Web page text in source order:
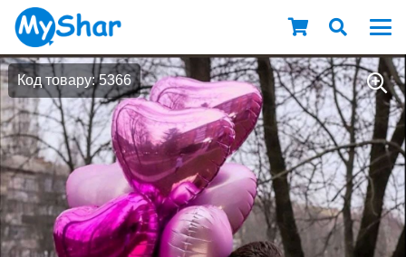
Код товару: 5366